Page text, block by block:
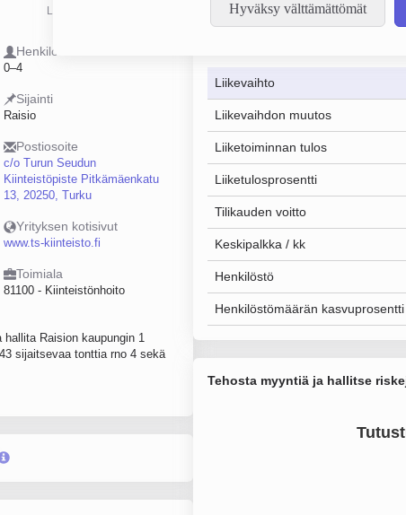
Hyväksy välttämättömät
Lähde: YTJ, PRH, Traficom
Henkilöstömäärä
0–4
Sijainti
Raisio
Postiosoite
c/o Turun Seudun
Kiinteistöpiste Pitkämäenkatu
13, 20250, Turku
Yrityksen kotisivut
www.ts-kiinteisto.fi
Toimiala
81100 - Kiinteistönhoito
Raision kaupungin 1
sijaitsevaa tonttia rno 4 sekä
Taloustiedot
Liikevaihto
Liikevaihdon muutos
Liiketoiminnan tulos
Liiketulosprosentti
Tilikauden voitto
Keskipalkka / kk
Henkilöstö
Henkilöstömäärän kasvuprosentti
Tehosta myyntiä ja hallitse